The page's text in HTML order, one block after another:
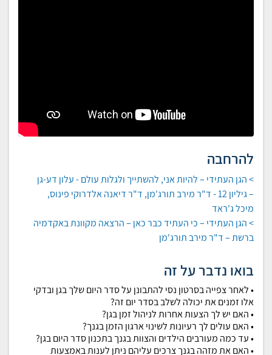
להרחבה
> הגן העתידי – להיות אני, להשתייך ולגלות עולם - עלון דע-גן
– גיליון 12 - ד"ר מירב תורג'מן, ד"ר דיאנה אלדרוקי פינוס,
מיכל ג'ראד
> הגן העתידי – כי העתיד כבר כאן – הרצאה מקוונת באקדמיה
ברשת – ד"ר מירב תורג'מן
בואו נדבר על זה
• לאחר צפייה בסרטון נסי להתבונן על סדר היום שלך בגן ובדקי
אלו זמנים את יכולה לשלב בסדר יום זה?
• האם יש לך הצעות אחרות לניהול זמן בגן?
• האם עולים לך רעיונות לשינוי ארגון הזמן בגנך?
• עד כמה מעורבים הילדים והצוות בגנך בתכנון סדר היום בגן?
• האם את מזהה בגנך צרכים עליהם ניתן לענות באמצעות